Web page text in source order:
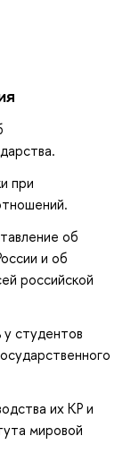
при
об
и об
российской
студентов
их КР и
мировой